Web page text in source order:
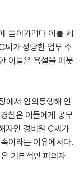
들어가려다 이를 제
씨가 정당한 업무 수
이들은 욕설을 퍼붓
에서 임의동행해 인
찰은 이들에게 공무
자인 경비원 C씨가
이라는 이유에서다.
기본적인 피의자